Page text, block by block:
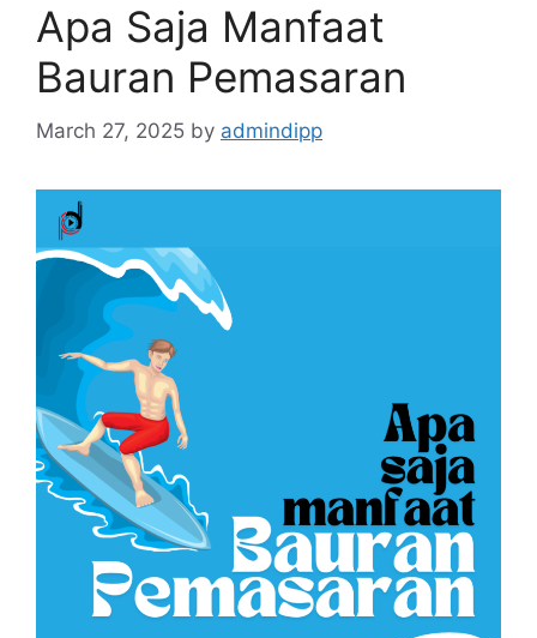
Apa Saja Manfaat
Bauran Pemasaran
March 27, 2025 by admindipp